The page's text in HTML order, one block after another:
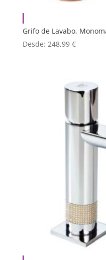
Grifo de Lavabo,
Desde: 248,99 €